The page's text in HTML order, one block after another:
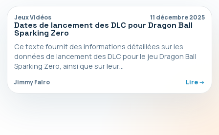
Jeux Vidéos 11 décembre 2025
Dates de lancement des DLC pour Dragon Ball
Sparking Zero
Ce texte fournit des informations détaillées sur les
données de lancement des DLC pour le jeu Dragon Ball
Sparking Zero, ainsi que sur leur…
Jimmy Falro Lire ->